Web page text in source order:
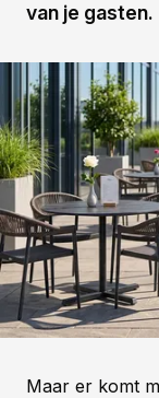
van je gasten.
Maar er komt